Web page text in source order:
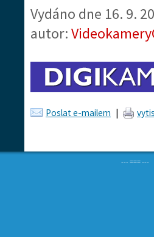
Vydáno dne 16. 9.
autor:
Poslat e-mailem |
--- === ---